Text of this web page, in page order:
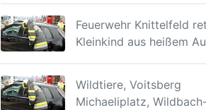
Feuerwehr Knittelfeld
Kleinkind aus heißem
Wildtiere, Voitsberg
Michaeliplatz,